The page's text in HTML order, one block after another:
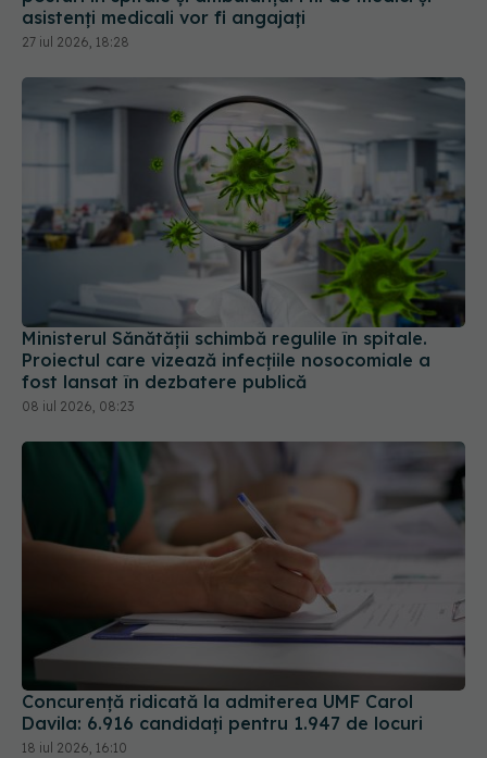
asistenți medicali vor fi angajați
27 iul 2026, 18:28
Ministerul Sănătății schimbă regulile în spitale.
Proiectul care vizează infecțiile nosocomiale a
fost lansat în dezbatere publică
08 iul 2026, 08:23
Concurență ridicată la admiterea UMF Carol
Davila: 6.916 candidați pentru 1.947 de locuri
18 iul 2026, 16:10